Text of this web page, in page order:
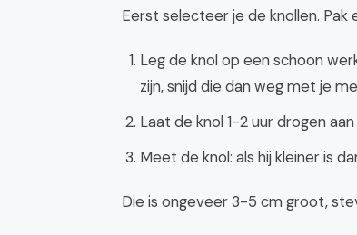
Eerst selecteer je de knollen. Pak
Leg de knol op een schoon
zijn, snijd die dan weg met je
Laat de knol 1-2 uur drogen
Meet de knol: als hij kleiner is
Die is ongeveer 3-5 cm groot,